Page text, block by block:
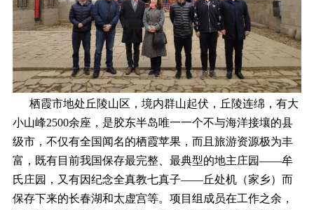
栖霞市地处丘陵山区，境内群山起伏，丘陵连绵，有大
小山峰2500余座，是胶东半岛唯一一个不与海洋接壤的县
级市，不仅有全国闻名的栖霞苹果，而且旅游资源极为丰
富，既有目前我国保存最完整、最典型的地主庄园――牟
氏庄园，又有因纪念全真教七真子――丘处机（家乡）而
保存下来的长春湖和太虚宫等。项目组成员在工作之余，